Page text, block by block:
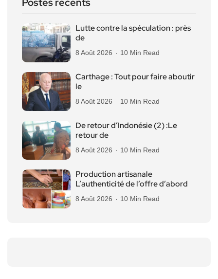
Lutte contre la spéculation : près
de
8 Août 2026 10 Min Read
Carthage : Tout pour faire aboutir
le
8 Août 2026 10 Min Read
De retour d’Indonésie (2) :Le
retour de
8 Août 2026 10 Min Read
Production artisanale
L’authenticité de l’offre d’abord
8 Août 2026 10 Min Read